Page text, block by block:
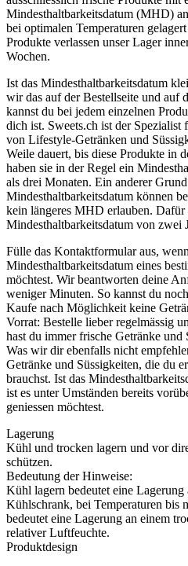
Mindesthaltbarkeitsdatum (MHD)
bei optimalen Temperaturen
Produkte verlassen unser Lager
Wochen.
Ist das Mindesthaltbarkeitsdatum
wir das auf der Bestellseite und auf
kannst du bei jedem einzelnen
dich ist. Sweets.ch ist der
von Lifestyle-Getränken und
Weile dauert, bis diese Produkte in
haben sie in der Regel ein
als drei Monaten. Ein anderer
Mindesthaltbarkeitsdatum können
kein längeres MHD erlauben. Dafür
Mindesthaltbarkeitsdatum von zwei
Fülle das Kontaktformular aus,
Mindesthaltbarkeitsdatum eines
möchtest. Wir beantworten deine
weniger Minuten. So kannst du
Kaufe nach Möglichkeit keine
Vorrat: Bestelle lieber regelmässig
hast du immer frische Getränke und
Was wir dir ebenfalls nicht
Getränke und Süssigkeiten, die du
brauchst. Ist das
ist es unter Umständen bereits
geniessen möchtest.
Lagerung
Kühl und trocken lagern und vor
schützen.
Bedeutung der Hinweise:
Kühl lagern bedeutet eine
Kühlschrank, bei Temperaturen bis
bedeutet eine Lagerung an einem
relativer Luftfeuchte.
Produktdesign